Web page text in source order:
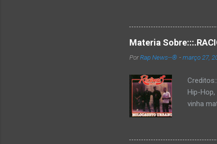
r
o
Materia
PorRap News--® -março 27,
Hip-
vinha
Como